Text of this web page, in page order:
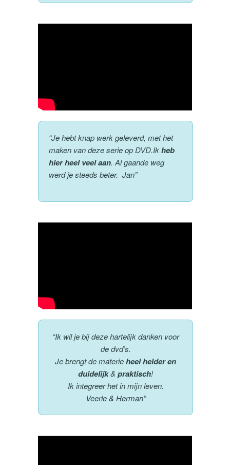
“Je hebt knap werk geleverd, met het
maken van deze serie op DVD.Ikheb
hier heel veel aan. Al gaande weg
werd je steeds beter. Jan”
“Ik wil je bij deze hartelijk danken voor
de dvd’s.
Je brengt de materieheel helder en
duidelijk& praktisch!
Ik integreer het in mijn leven.
Veerle & Herman”